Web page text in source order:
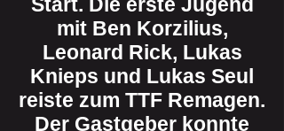
mit Ben Korzilius,
Leonard Rick, Lukas
Knieps und Lukas Seul
reiste zum TTF Remagen.
Der Gastgeber konnte